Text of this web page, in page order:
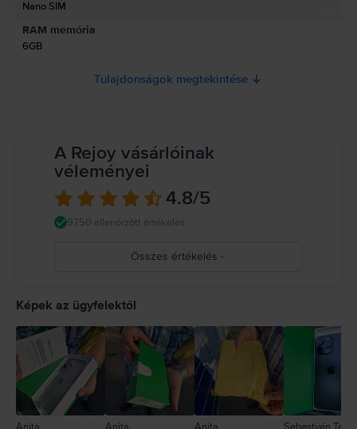
Nano SIM
RAM memória
6GB
Tulajdonságok megtekintése
A Rejoy vásárlóinak
véleményei
4.8/5
9750 ellenőrzött értékelés
Összes értékelés
2
1
Képek az ügyfelektől